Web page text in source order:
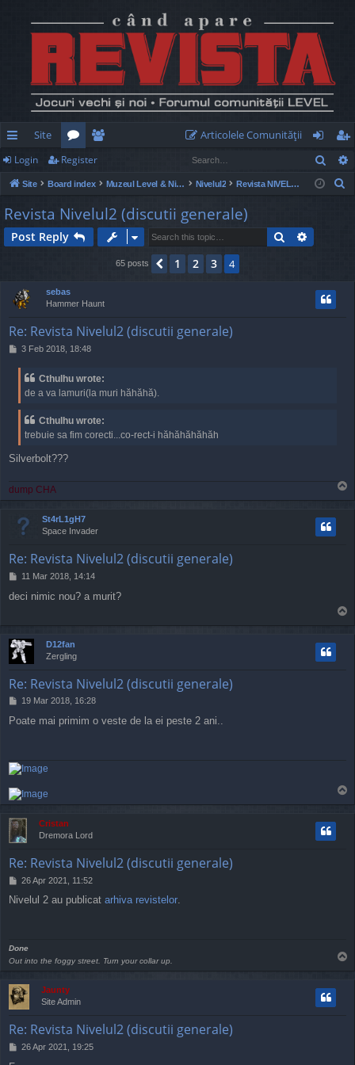
ui
ck
lin
ks
Site
or
u
m
s
e
m
be
Articolele Comunităţii
og
in
eg
ist
Login Register
Site Board index Muzeul Level & Nivelul2 Nivelul2 Revista NIVELUL2
Revista Nivelul2 (discutii generale)
Post Reply Search
65 posts Previous
1 2 3 4
sebas
Hammer Haunt
Re: Revista Nivelul2 (discutii generale)
P3 Feb 2018, 18:48
Cthulhu wrote:
de a va lamuri(la muri hăhăhă).
Cthulhu wrote:
trebuie sa fim corecti...co-rect-i hăhăhăhăhăh
Silverbolt???
dump CHA
o
St4rL1gH7
Space Invader
Re: Revista Nivelul2 (discutii generale)
P
s
11 Mar 2018, 14:14
deci nimic nou? a murit?
D12fan
Zergling
Re: Revista Nivelul2 (discutii generale)
P
s
19 Mar 2018, 16:28
Poate mai primim o veste de la ei peste 2 ani..
o
Cristan
Dremora Lord
Re: Revista Nivelul2 (discutii generale)
P
s
26 Apr 2021, 11:52
Nivelul 2 au publicat arhiva revistelor.
Done
Out into the foggy street. Turn your collar up.
Jaunty
Site Admin
Re: Revista Nivelul2 (discutii generale)
P26 Apr 2021, 19:25